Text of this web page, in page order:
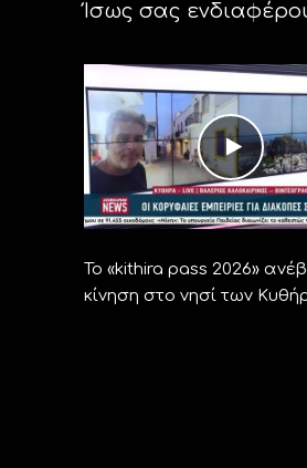
Ίσως σας
Το «kithira pass 2026»
κίνηση στο νησί των